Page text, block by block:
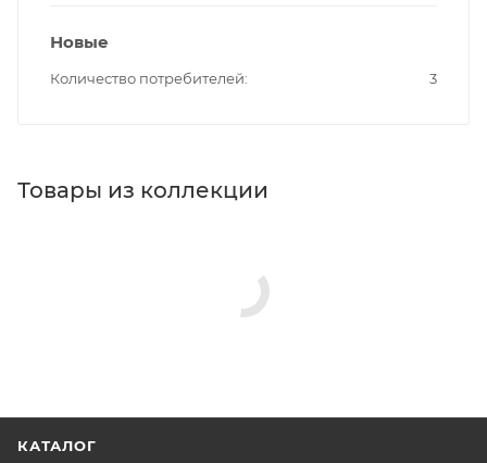
Новые
Количество потребителей 3
Товары из коллекции
КАТАЛОГ